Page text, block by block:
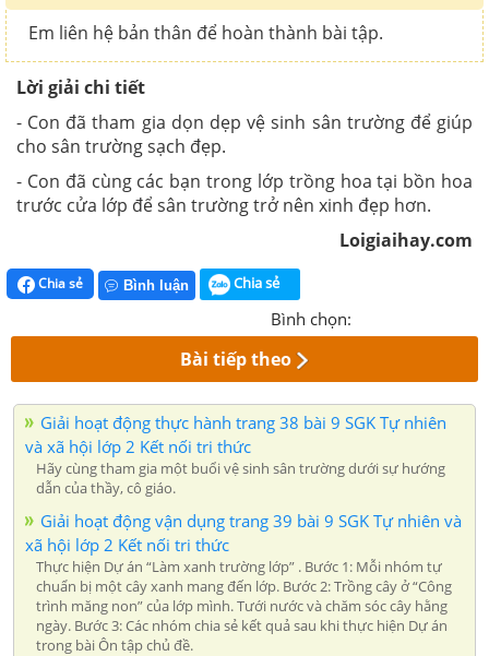
Em liên hệ bản thân để hoàn thành bài tập.
Lời giải chi tiết
- Con đã tham gia dọn dẹp vệ sinh sân trường để giúp
cho sân trường sạch đẹp.
- Con đã cùng các bạn trong lớp trồng hoa tại bồn hoa
trước cửa lớp để sân trường trở nên xinh đẹp hơn.
Loigiaihay.com
Chia sẻ Bình luận Chia sẻ
Bình chọn:
Bài tiếp theo
Giải hoạt động thực hành trang 38 bài 9 SGK Tự nhiên
và xã hội lớp 2 Kết nối tri thức
Hãy cùng tham gia một buổi vệ sinh sân trường dưới sự hướng
dẫn của thầy, cô giáo.
Giải hoạt động vận dụng trang 39 bài 9 SGK Tự nhiên và
xã hội lớp 2 Kết nối tri thức
Thực hiện Dự án “Làm xanh trường lớp” . Bước 1: Mỗi nhóm tự
chuẩn bị một cây xanh mang đến lớp. Bước 2: Trồng cây ở “Công
trình măng non” của lớp mình. Tưới nước và chăm sóc cây hằng
ngày. Bước 3: Các nhóm chia sẻ kết quả sau khi thực hiện Dự án
trong bài Ôn tập chủ đề.